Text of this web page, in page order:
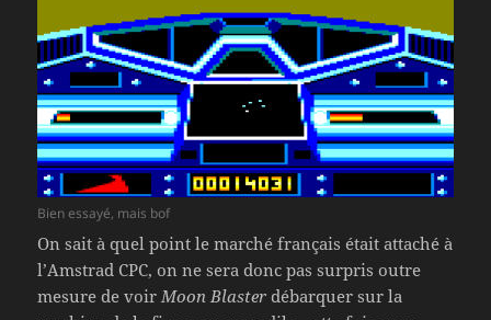
Bien essayé, mais bof
On sait à quel point le marché français était attaché à
l’Amstrad CPC, on ne sera donc pas surpris outre
mesure de voir Moon Blaster débarquer sur la